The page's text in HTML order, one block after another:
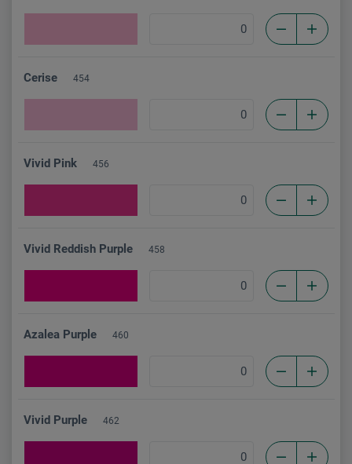
Cerise 454
Vivid Pink 456
Vivid Reddish Purple 458
Azalea Purple 460
Vivid Purple 462